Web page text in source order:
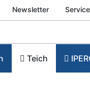
Newsletter
Teich